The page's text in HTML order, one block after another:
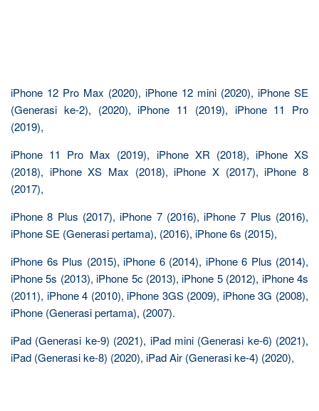
iPhone 12 Pro Max (2020), iPhone 12 mini (2020), iPhone SE
(Generasi ke-2), (2020), iPhone 11 (2019), iPhone 11 Pro
(2019),
iPhone 11 Pro Max (2019), iPhone XR (2018), iPhone XS
(2018), iPhone XS Max (2018), iPhone X (2017), iPhone 8
(2017),
iPhone 8 Plus (2017), iPhone 7 (2016), iPhone 7 Plus (2016),
iPhone SE (Generasi pertama), (2016), iPhone 6s (2015),
iPhone 6s Plus (2015), iPhone 6 (2014), iPhone 6 Plus (2014),
iPhone 5s (2013), iPhone 5c (2013), iPhone 5 (2012), iPhone 4s
(2011), iPhone 4 (2010), iPhone 3GS (2009), iPhone 3G (2008),
iPhone (Generasi pertama), (2007).
iPad (Generasi ke-9) (2021), iPad mini (Generasi ke-6) (2021),
iPad (Generasi ke-8) (2020), iPad Air (Generasi ke-4) (2020),